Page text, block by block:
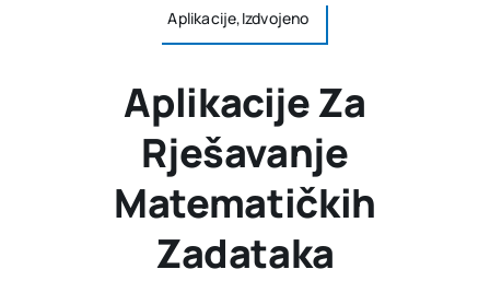
Aplikacije,Izdvojeno
Aplikacije Za
Rješavanje
Matematičkih
Zadataka